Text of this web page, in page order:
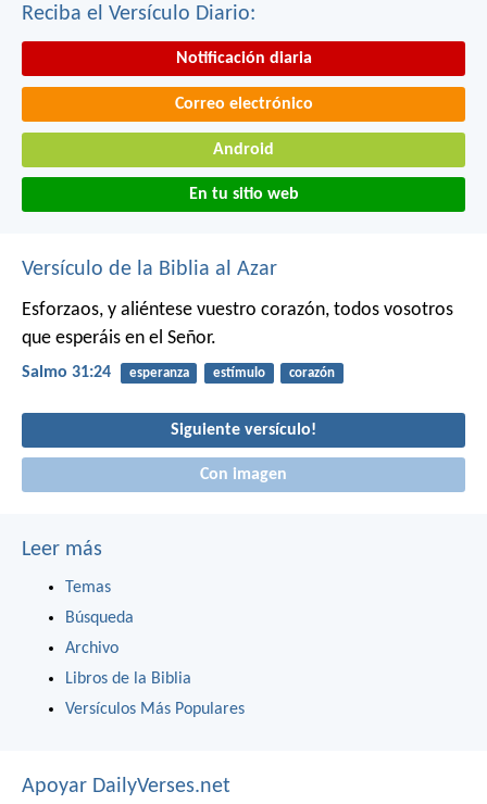
Reciba el Versículo Diario:
Notificación diaria
Correo electrónico
Android
En tu sitio web
Versículo de la Biblia al Azar
Esforzaos, y aliéntese vuestro corazón, todos vosotros
que esperáis en el Señor.
Salmo 31:24 esperanza estímulo corazón
Siguiente versículo!
Con imagen
Leer más
Temas
Búsqueda
Archivo
Libros de la Biblia
Versículos Más Populares
Apoyar DailyVerses.net